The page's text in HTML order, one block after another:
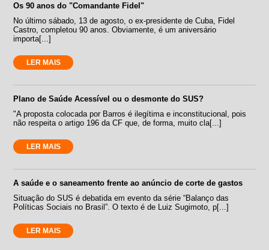
Os 90 anos do "Comandante Fidel"
No último sábado, 13 de agosto, o ex-presidente de Cuba, Fidel
Castro, completou 90 anos. Obviamente, é um aniversário
importa[...]
LER MAIS
Plano de Saúde Acessível ou o desmonte do SUS?
"A proposta colocada por Barros é ilegítima e inconstitucional, pois
não respeita o artigo 196 da CF que, de forma, muito cla[...]
LER MAIS
A saúde e o saneamento frente ao anúncio de corte de gastos
Situação do SUS é debatida em evento da série “Balanço das
Políticas Sociais no Brasil”. O texto é de Luiz Sugimoto, p[...]
LER MAIS